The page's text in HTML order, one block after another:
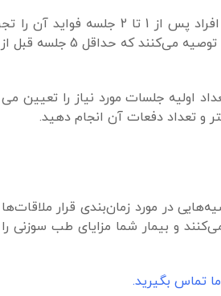
در حالی که اثرات طب سوزنی از فردی به فرد دیگر متفاوت
موارد، این ممکن است طولانی‌تر طول بکشد،
اولیه جلسات مورد نیاز را
و تعداد دفعات آن انجام دهید.
در مورد زمان‌بندی قرار ملاقات‌ها
و بیمار شما مزایای طب
تماس بگیرید.